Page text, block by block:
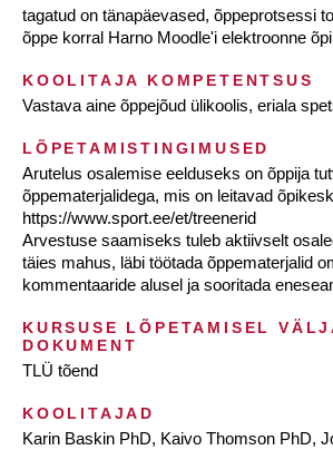
tagatud on tänapäevased, õppeprotsessi
õppe korral Harno Moodle'i elektroonne
KOOLITAJA KOMPETENTSUS
Vastava aine õppejõud ülikoolis, eriala
LÕPETAMISTINGIMUSED
Arutelus osalemise eelduseks on õppija
õppematerjalidega, mis on leitavad
https://www.sport.ee/et/treenerid
Arvestuse saamiseks tuleb aktiivselt
täies mahus, läbi töötada õppematerjalid
kommentaaride alusel ja sooritada
KURSUSE LÕPETAMISEL
DOKUMENT
TLÜ tõend
KOOLITAJAD
Karin Baskin PhD, Kaivo Thomson PhD,